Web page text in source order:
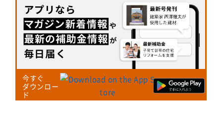
今すぐ
ダウンロー
ド